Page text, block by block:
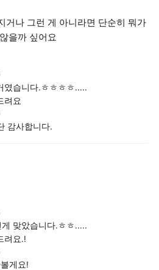
거나 그런 게 아니라면 단순히 뭐가
을까 싶어요
였습니다.ㅎㅎㅎㅎ.....
려요
감사합니다.
맞았습니다.ㅎㅎ.....
려요.!
게요!